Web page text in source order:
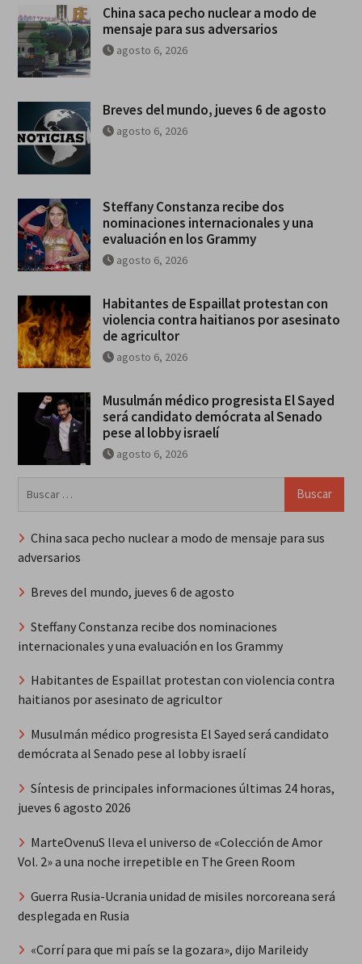
China saca pecho nuclear a modo de
mensaje para sus adversarios
agosto 6, 2026
Breves del mundo, jueves 6 de agosto
agosto 6, 2026
Steffany Constanza recibe dos
nominaciones internacionales y una
evaluación en los Grammy
agosto 6, 2026
Habitantes de Espaillat protestan con
violencia contra haitianos por asesinato
de agricultor
agosto 6, 2026
Musulmán médico progresista El Sayed
será candidato demócrata al Senado
pese al lobby israelí
agosto 6, 2026
China saca pecho nuclear a modo de mensaje para sus
adversarios
Breves del mundo, jueves 6 de agosto
Steffany Constanza recibe dos nominaciones
internacionales y una evaluación en los Grammy
Habitantes de Espaillat protestan con violencia contra
haitianos por asesinato de agricultor
Musulmán médico progresista El Sayed será candidato
demócrata al Senado pese al lobby israelí
Síntesis de principales informaciones últimas 24 horas,
jueves 6 agosto 2026
MarteOvenuS lleva el universo de «Colección de Amor
Vol. 2» a una noche irrepetible en The Green Room
Guerra Rusia-Ucrania unidad de misiles norcoreana será
desplegada en Rusia
«Corrí para que mi país se la gozara», dijo Marileidy